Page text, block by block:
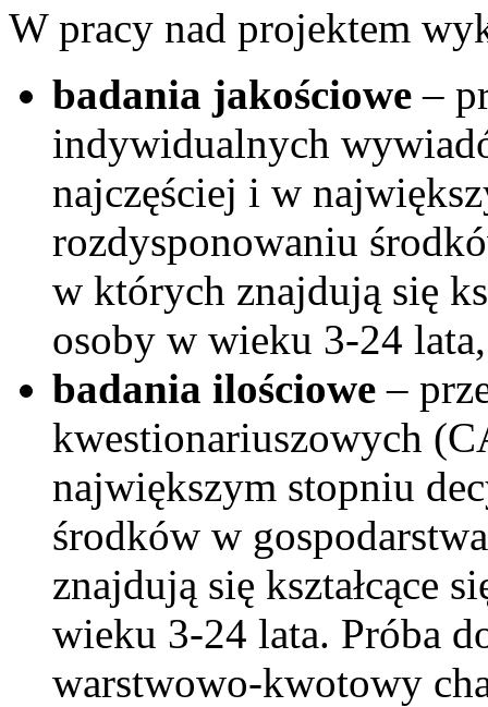
W pracy nad projektem
badania jakościowe –
indywidualnych
najczęściej i w
rozdysponowaniu
w których znajdują się
osoby w wieku 3-24 lata,
badania ilościowe –
kwestionariuszowych
największym stopniu
środków w
znajdują się kształcące
wieku 3-24 lata. Próba
warstwowo-kwotowy